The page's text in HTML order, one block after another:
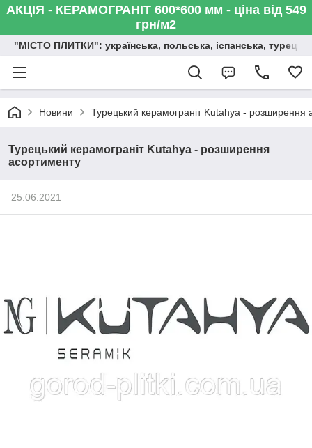
АКЦІЯ - КЕРАМОГРАНІТ 600*600 мм - ціна від 549
грн/м2
"МІСТО ПЛИТКИ": українська, польська, іспанська,
Новини Турецький керамограніт Kutahya - розширення
Турецький керамограніт Kutahya - розширення
асортименту
25.06.2021